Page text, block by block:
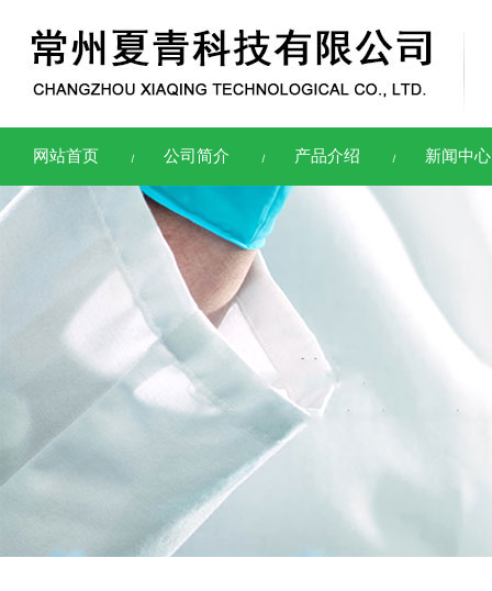
网站首页 公司简介 产品介绍 新闻中心